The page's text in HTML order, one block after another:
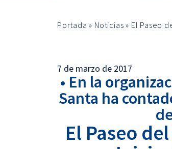
Portada » Noticias » El Paseo
7 de marzo de 2017
• En la
Santa ha
El Paseo